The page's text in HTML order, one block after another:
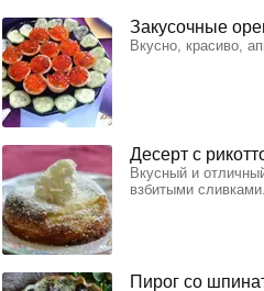
Закусочные
Вкусно, красиво,
Десерт с
Вкусный и
взбитыми сливками.
Пирог со